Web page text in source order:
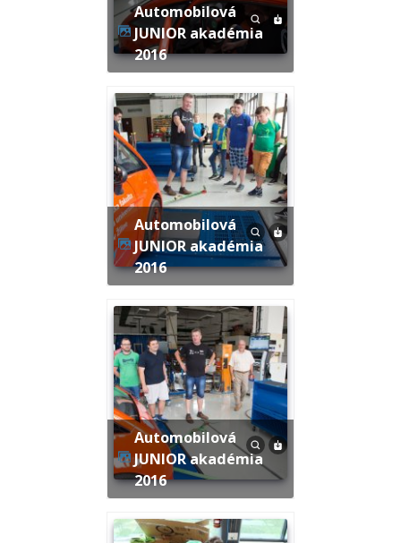
Automobilová
JUNIOR akadémia
2016
Automobilová
JUNIOR akadémia
2016
Automobilová
JUNIOR akadémia
2016